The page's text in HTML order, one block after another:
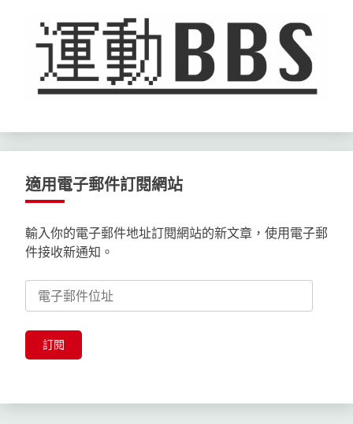
適用電子郵件訂閱網站
輸入你的電子郵件地址訂閱網站的新文章，使用電子郵
件接收新通知。
子
郵
位
訂閱